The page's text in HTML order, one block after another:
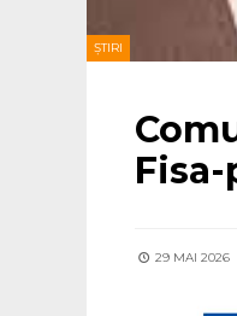
ȘTIRI
29 MAI 2026